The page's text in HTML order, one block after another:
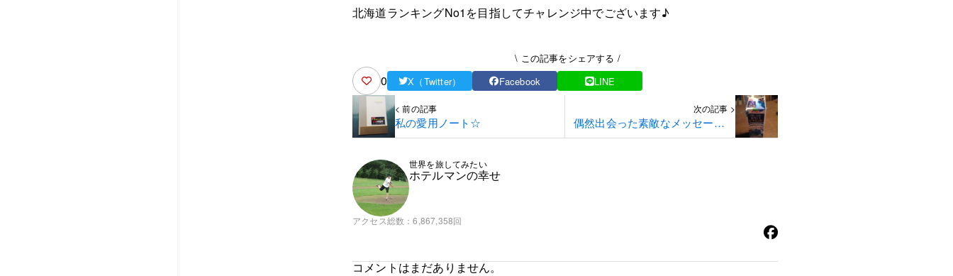
北海道ランキングNo1を目指してチャレンジ中でございます♪
0
\ この記事をシェアする /
X（Twitter）
Facebook LINE
< 前の記事
私の愛用ノート☆
次の記事 >
偶然出会った素敵なメッセージに
感動☆
世界を旅してみたい
ホテルマンの幸せ
アクセス総数 6,867,358回
コメントはまだありません。